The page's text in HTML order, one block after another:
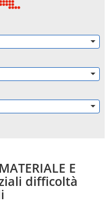
E
difficoltà